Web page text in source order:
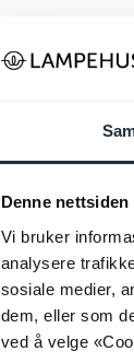
Denne
Vi bruker
analysere
sosiale medier,
dem, eller som
ved å velge